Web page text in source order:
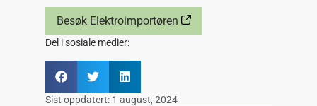
Besøk Elektroimportøren
Del i sosiale medier:
Sist oppdatert: 1 august, 2024